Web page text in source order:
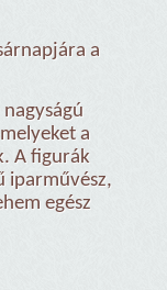
a
a
A figurák
iparművész,
egész